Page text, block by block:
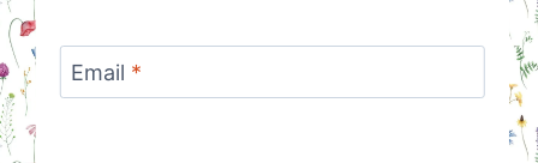
Email *